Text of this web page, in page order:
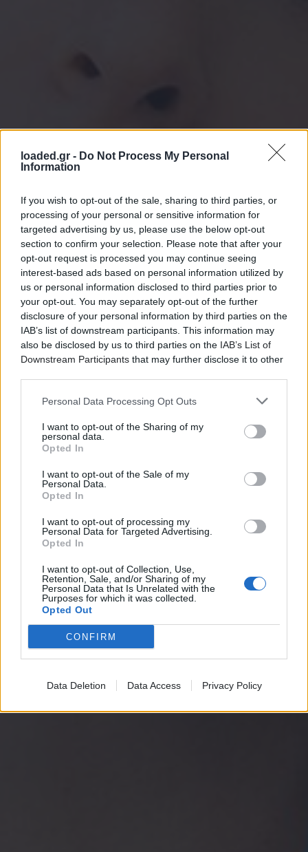
loaded.gr - Do Not Process My Personal
Information
If you wish to opt-out of the sale, sharing to third parties, or
processing of your personal or sensitive information for
targeted advertising by us, please use the below opt-out
section to confirm your selection. Please note that after your
opt-out request is processed you may continue seeing
interest-based ads based on personal information utilized by
us or personal information disclosed to third parties prior to
your opt-out. You may separately opt-out of the further
disclosure of your personal information by third parties on the
IAB’s list of downstream participants. This information may
also be disclosed by us to third parties on the IAB’s List of
Downstream Participants that may further disclose it to other
Personal Data Processing Opt Outs
I want to opt-out of the Sharing of my
personal data.
Opted In
I want to opt-out of the Sale of my
Personal Data.
Opted In
I want to opt-out of processing my
Personal Data for Targeted Advertising.
Opted In
I want to opt-out of Collection, Use,
Retention, Sale, and/or Sharing of my
Personal Data that Is Unrelated with the
Purposes for which it was collected.
Opted Out
CONFIRM
Data Deletion Data Access Privacy Policy